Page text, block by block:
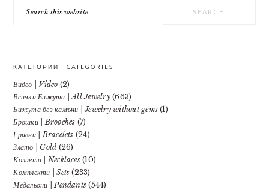
this
КАТЕГОРИИ | CATEGORIES
Видео | Video (2)
Всички Бижута | All Jewelry(663)
Бижута без камъни | Jewelry without gems (1)
Брошки | Brooches (7)
Гривни | Bracelets (24)
Злато | Gold (26)
Колиета | Necklaces(10)
Комплекти | Sets (233)
Медальони | Pendants (544)